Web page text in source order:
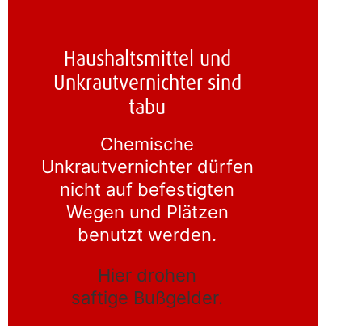
Haushaltsmittel und
Unkrautvernichter sind
tabu
Chemische
Unkrautvernichter dürfen
nicht auf befestigten
Wegen und Plätzen
benutzt werden.
Hier drohen
saftige Bußgelder.